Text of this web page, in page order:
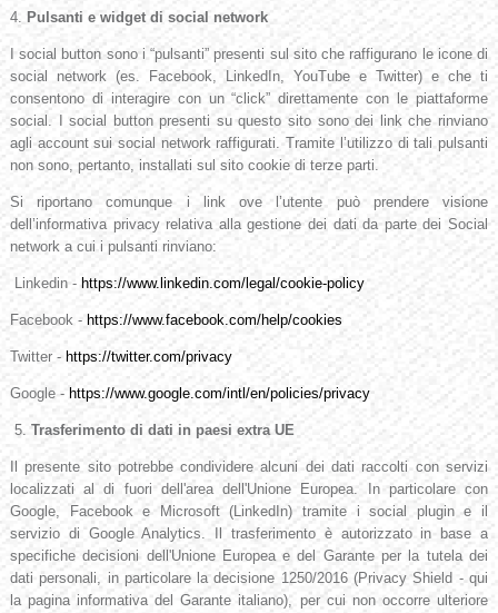
4. Pulsanti e widget di social network
I social button sono i “pulsanti” presenti sul sito che raffigurano le icone di
social network (es. Facebook, LinkedIn, YouTube e Twitter) e che ti
consentono di interagire con un “click” direttamente con le piattaforme
social. I social button presenti su questo sito sono dei link che rinviano
agli account sui social network raffigurati. Tramite l’utilizzo di tali pulsanti
non sono, pertanto, installati sul sito cookie di terze parti.
Si riportano comunque i link ove l’utente può prendere visione
dell’informativa privacy relativa alla gestione dei dati da parte dei Social
network a cui i pulsanti rinviano:
Linkedin - https://www.linkedin.com/legal/cookie-policy
Facebook - https://www.facebook.com/help/cookies
Twitter - https://twitter.com/privacy
Google - https://www.google.com/intl/en/policies/privacy
5. Trasferimento di dati in paesi extra UE
Il presente sito potrebbe condividere alcuni dei dati raccolti con servizi
localizzati al di fuori dell'area dell'Unione Europea. In particolare con
Google, Facebook e Microsoft (LinkedIn) tramite i social plugin e il
servizio di Google Analytics. Il trasferimento è autorizzato in base a
specifiche decisioni dell'Unione Europea e del Garante per la tutela dei
dati personali, in particolare la decisione 1250/2016 (Privacy Shield - qui
la pagina informativa del Garante italiano), per cui non occorre ulteriore